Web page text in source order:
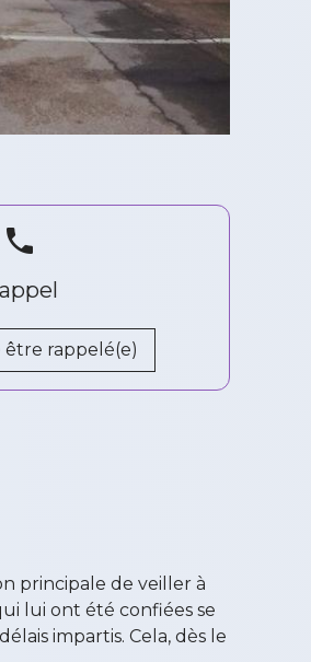
phone
être rappelé(e)
principale de veiller à
lui ont été confiées se
impartis. Cela, dès le